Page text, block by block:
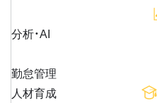
分析・AI
勤怠管理
人材育成